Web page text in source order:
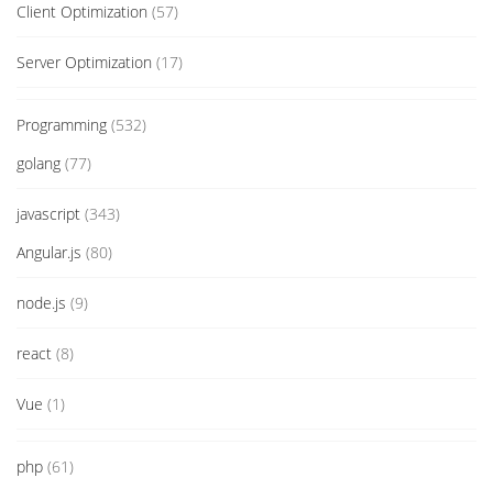
Client Optimization (57)
Server Optimization (17)
Programming (532)
golang (77)
javascript (343)
Angular.js (80)
node.js (9)
react (8)
Vue (1)
php (61)